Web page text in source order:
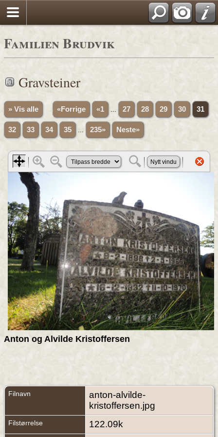
Familien Brudvik
Gravsteiner
» Vis alle «Forrige «1 ... 27 28 29 30 31
32 33 34 35 ... 235» Neste»
Anton og Alvilde Kristoffersen
Filnavn
anton-alvilde-
kristoffersen.jpg
Filstørrelse 122.09k